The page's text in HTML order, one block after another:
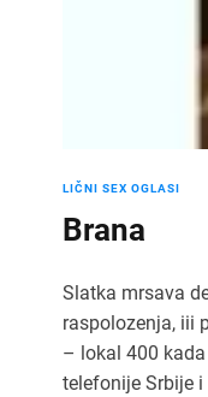
LIČNI SEX OGLASI
Brana
Slatka mrsava
raspolozenja, iii
– lokal 400
telefonije Srbije